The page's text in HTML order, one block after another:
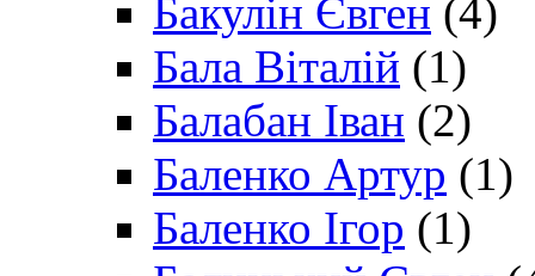
Бакулін Євген (4)
Бала Віталій (1)
Балабан Іван (2)
Баленко Артур (1)
Баленко Ігор (1)